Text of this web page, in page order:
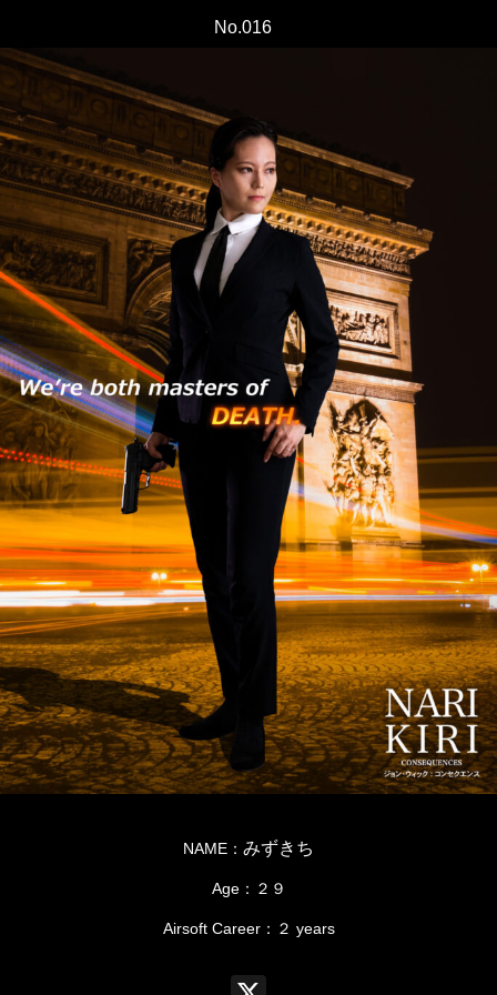
No.016
NAME： みずきち
Age：２９
Airsoft Career：２ years